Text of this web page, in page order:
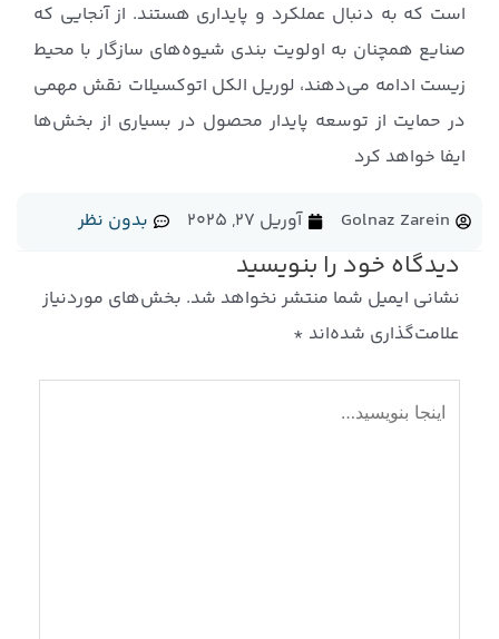
است که به دنبال عملکرد و پایداری هستند. از آنجایی که
صنایع همچنان به اولویت بندی شیوه‌های سازگار با محیط
زیست ادامه می‌دهند، لوریل الکل اتوکسیلات نقش مهمی
در حمایت از توسعه پایدار محصول در بسیاری از بخش‌ها
ایفا خواهد کرد
Golnaz Zarein آوریل 27, 2025 بدون نظر
دیدگاه‌ خود را بنویسید
نشانی ایمیل شما منتشر نخواهد شد. بخش‌های موردنیاز
علامت‌گذاری شده‌اند *
بنویسید…